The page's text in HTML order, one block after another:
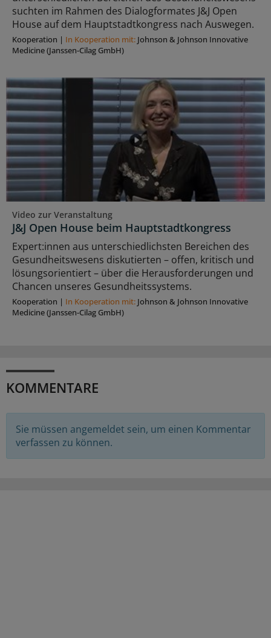
suchten im Rahmen des Dialogformates J&J Open
House auf dem Hauptstadtkongress nach Auswegen.
Kooperation | In Kooperation mit: Johnson & Johnson Innovative
Medicine (Janssen-Cilag GmbH)
Video zur Veranstaltung
J&J Open House beim Hauptstadtkongress
Expert:innen aus unterschiedlichsten Bereichen des
Gesundheitswesens diskutierten – offen, kritisch und
lösungsorientiert – über die Herausforderungen und
Chancen unseres Gesundheitssystems.
Kooperation | In Kooperation mit: Johnson & Johnson Innovative
Medicine (Janssen-Cilag GmbH)
KOMMENTARE
Sie müssen angemeldet sein, um einen Kommentar
verfassen zu können.